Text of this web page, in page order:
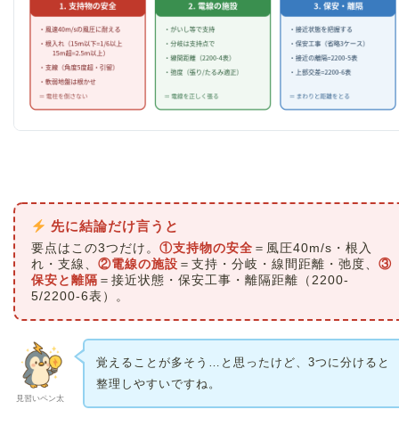
先に結論だけ言うと
要点はこの3つだけ。 ①支持物の安全 ＝風圧40m/s・根入
れ・支線、 ②電線の施設 ＝支持・分岐・線間距離・弛度、 ③
保安と離隔 ＝接近状態・保安工事・離隔距離（2200-
5/2200-6表）。
見習いペン太
覚えることが多そう…と思ったけど、3つに分けると
整理しやすいですね。